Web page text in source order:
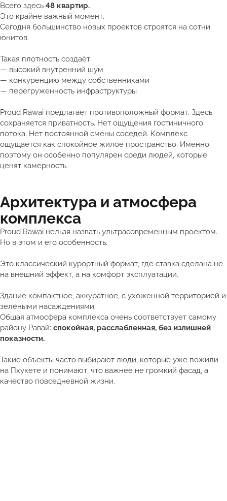
Всего здесь 48 квартир.
Это крайне важный момент.
Сегодня большинство новых проектов строятся на сотни
юнитов.
Такая плотность создаёт:
— высокий внутренний шум
— конкуренцию между собственниками
— перегруженность инфраструктуры
Proud Rawai предлагает противоположный формат. Здесь
сохраняется приватность. Нет ощущения гостиничного
потока. Нет постоянной смены соседей. Комплекс
ощущается как спокойное жилое пространство. Именно
поэтому он особенно популярен среди людей, которые
ценят камерность.
Архитектура и атмосфера
комплекса
Proud Rawai нельзя назвать ультрасовременным проектом.
Но в этом и его особенность.
Это классический курортный формат, где ставка сделана не
на внешний эффект, а на комфорт эксплуатации.
Здание компактное, аккуратное, с ухоженной территорией и
зелёными насаждениями.
Общая атмосфера комплекса очень соответствует самому
району Равай: спокойная, расслабленная, без излишней
показности.
Такие объекты часто выбирают люди, которые уже пожили
на Пхукете и понимают, что важнее не громкий фасад, а
качество повседневной жизни.